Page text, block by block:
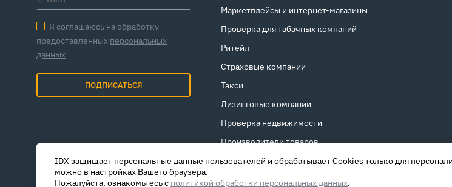
Я соглашаюсь на обработку
предоставленных персональных
данных
ПОДПИСАТЬСЯ
Маркетплейсы и интернет‑магазины
Проверка для табачных компаний
Ритейл
Страховые компании
Такси
Лизинговые компании
Проверка недвижимости
Производители товаров
IDX защищает персональные данные пользователей и обрабатывает Cookies только для
можно в настройках Вашего браузера.
Пожалуйста, ознакомьтесь с политикой обработки персональных данных.